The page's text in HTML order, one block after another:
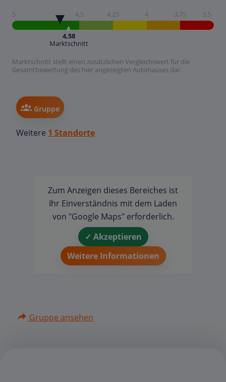
5 4,5 4,25 4 3,75 3,5
4,58
Marktschnitt
Marktschnitt stellt einen zusätzlichen Vergleichswert für die
Gesamtbewertung des hier angezeigten Autohauses dar.
Gruppe
Weitere 1 Standorte
Zum Anzeigen dieses Bereiches ist
Ihr Einverständnis mit dem Laden
von "Google Maps" erforderlich.
✓ Akzeptieren
Weitere Informationen
Gruppe ansehen